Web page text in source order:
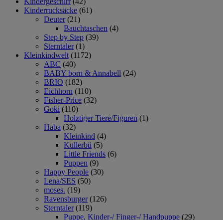
Kinderrucksäcke (61)
Deuter (21)
Bauchtaschen (4)
Step by Step (39)
Sterntaler (1)
Kleinkindwelt (1172)
ABC (40)
BABY born & Annabell (24)
BRIO (182)
Eichhorn (110)
Fisher-Price (32)
Goki (110)
Holztiger Tiere/Figuren (1)
Haba (32)
Kleinkind (4)
Kullerbü (5)
Little Friends (6)
Puppen (9)
Happy People (30)
Lena/SES (50)
moses. (19)
Ravensburger (126)
Sterntaler (119)
Puppe, Kinder-/ Finger-/ Handpuppe (29)